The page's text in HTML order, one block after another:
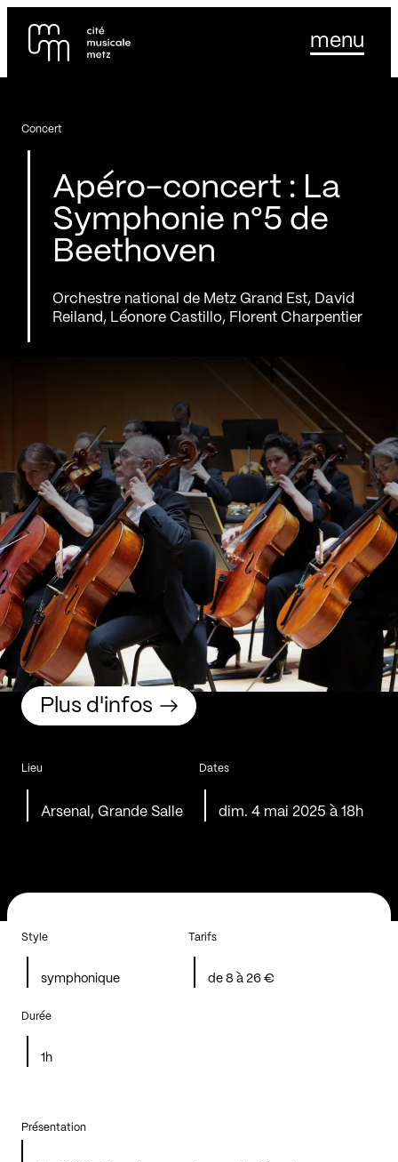
Se rendre au
Contenu principal
menu
Apéro-concert : La
Symphonie n°5 de
Beethoven
Orchestre national de Metz Grand Est, David
Reiland, Léonore Castillo, Florent Charpentier
Concert
Lieu
Arsenal, Grande Salle
Dates
dim. 4 mai 2025 à 18h
Plus d'infos
Style
symphonique
Tarifs
de 8 à 26 €
Durée
1h
Présentation